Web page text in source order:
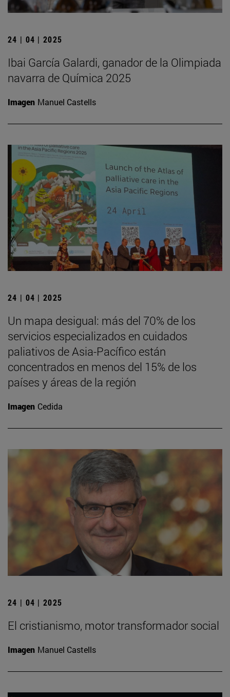
24 | 04 | 2025
Ibai García Galardi, ganador de la Olimpiada
navarra de Química 2025
Imagen Manuel Castells
24 | 04 | 2025
Un mapa desigual: más del 70% de los
servicios especializados en cuidados
paliativos de Asia-Pacífico están
concentrados en menos del 15% de los
países y áreas de la región
Imagen Cedida
24 | 04 | 2025
El cristianismo, motor transformador social
Imagen Manuel Castells